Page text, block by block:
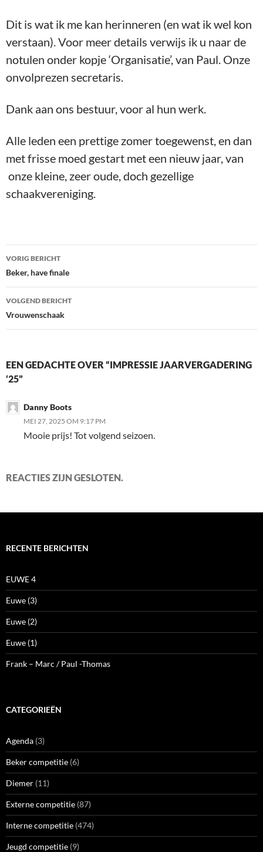
Dit is wat ik me kan herinneren (en wat ik wel kon
verstaan). Voor meer details verwijs ik u naar de
notulen onder kopje ‘Organisatie’, van Paul. Onze
onvolprezen secretaris.
Dank aan ons bestuur, voor al hun werk.
Alle leden een prettige zomer toegewenst, en dan
met frisse moed gestart met een nieuw jaar, van
onze kleine, zeer oude, doch gezellige
schaakvereniging.
Bericht
navigatie
VORIG BERICHT
Beker, have finale
VOLGEND BERICHT
Vrouwenschaak
EEN GEDACHTE OVER “IMPRESSIE JAARVERGADERING
‘25”
Danny Boots
MEI 27, 2025 OM 9:17 PM
Mooie prijs! Tot volgend seizoen.
REACTIES ZIJN GESLOTEN.
RECENTE BERICHTEN
EUWE 4
Euwe (3)
Euwe (2)
Euwe (1)
Frank – Marc / Paul -Thomas
CATEGORIEËN
Agenda (3)
Beker competitie (6)
Diemer (11)
Externe competitie (87)
Interne competitie (474)
Jeugd competitie (9)